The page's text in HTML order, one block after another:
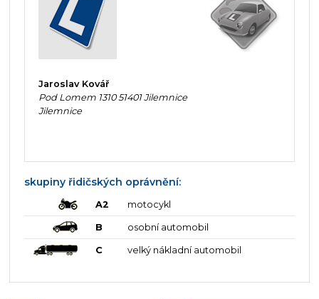
Jaroslav Kovář
Pod Lomem 1310 51401 Jilemnice
Jilemnice
skupiny řidičských oprávnění:
A2 motocykl
B osobní automobil
C velký nákladní automobil